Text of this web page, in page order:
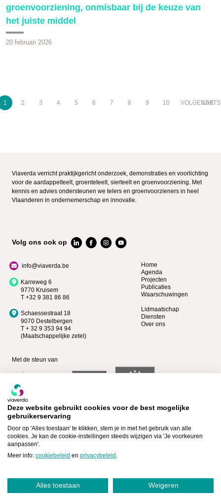
groenvoorziening, onmisbaar bij de keuze van
het juiste middel
20 februari 2026
1 2 3 4 5 6 7 8 9 10 VOLGENDE
Viaverda verricht praktijkgericht onderzoek, demonstraties en voorlichting
voor de aardappelteelt, groenteteelt, sierteelt en groenvoorziening. Met
kennis en advies ondersteunen we telers en groenvoorzieners in heel
Vlaanderen in ondernemerschap en innovatie.
Volg ons ook op
info@viaverda.be
Karreweg 6
9770 Kruisem
T +32 9 381 86 86
Schaessestraat 18
9070 Destelbergen
T + 32 9 353 94 94
(Maatschappelijke zetel)
Home
Agenda
Projecten
Publicaties
Waarschuwingen
Lidmaatschap
Diensten
Over ons
Met de steun van
Bekijk wie Premium lid is >
Lid worden >
Deze website gebruikt cookies voor de best mogelijke
gebruikerservaring
Door op 'Alles toestaan' te klikken, stem je in met het gebruik van alle
cookies. Je kan de cookie-instellingen steeds wijzigen via 'Je voorkeuren
aanpassen'.
Meer info: cookiebeleid en privacybeleid .
Alles toestaan Weigeren